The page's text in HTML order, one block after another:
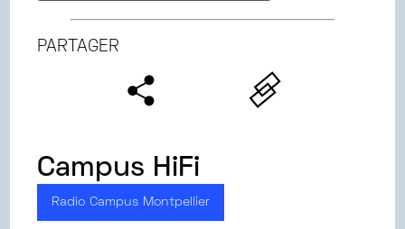
PARTAGER
Campus HiFi
Radio Campus Montpellier